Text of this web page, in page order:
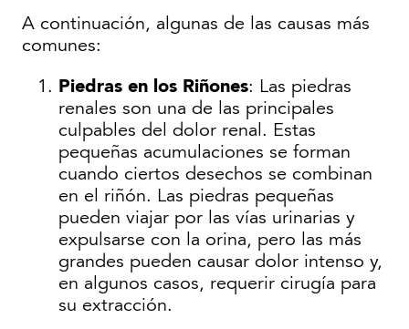
A continuación, algunas de las causas más
comunes:
Piedras en los Riñones: Las piedras
renales son una de las principales
culpables del dolor renal. Estas
pequeñas acumulaciones se forman
cuando ciertos desechos se combinan
en el riñón. Las piedras pequeñas
pueden viajar por las vías urinarias y
expulsarse con la orina, pero las más
grandes pueden causar dolor intenso y,
en algunos casos, requerir cirugía para
su extracción.